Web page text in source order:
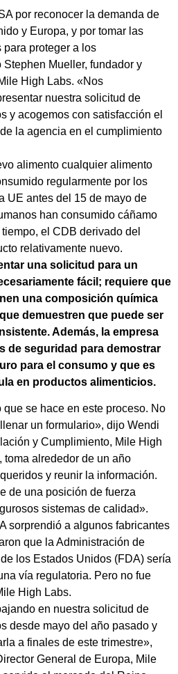
por reconocer la demanda de
y Europa, y por tomar las
proteger a los
Mueller, fundador y
High Labs. «Nos
nuestra solicitud de
y acogemos con satisfacción el
la agencia en el cumplimiento
alimento cualquier alimento
regularmente por los
UE antes del 15 de mayo de
han consumido cáñamo
el CDB derivado del
relativamente nuevo.
una solicitud para un
fácil; requiere que
una composición química
demuestren que puede ser
Además, la empresa
de seguridad para demostrar
para el consumo y que es
en productos alimenticios.
se hace en este proceso. No
un formulario», dijo Wendi
y Cumplimiento, Mile High
toma alrededor de un año
y reunir la información.
de una posición de fuerza
sistemas de calidad».
sorprendió a algunos fabricantes
que la Administración de
los Estados Unidos (FDA) sería
vía regulatoria. Pero no fue
High Labs.
en nuestra solicitud de
desde mayo del año pasado y
a finales de este trimestre»,
General de Europa, Mile